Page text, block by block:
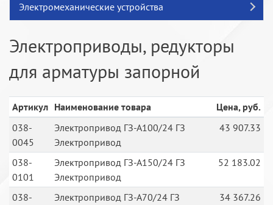
Электромеханические устройства
Электроприводы, редукторы
для арматуры запорной
Артикул Наименование товара
Цена, руб.
038-
0045
Электропривод ГЗ-А100/24 ГЗ
Электропривод
43 907.33
038-
0101
Электропривод ГЗ-А150/24 ГЗ
Электропривод
52 183.02
038-
Электропривод ГЗ-А70/24 ГЗ
34 367.26